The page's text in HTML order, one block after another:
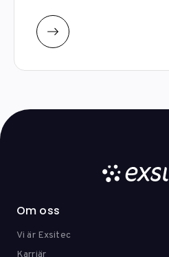
Om oss
Vi är Exsitec
Karriär